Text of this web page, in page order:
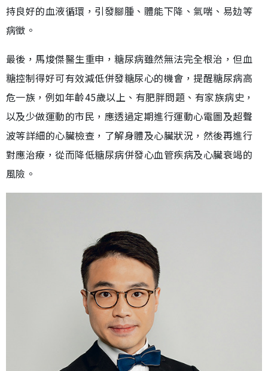
持良好的血液循環，引發腳腫、體能下降、氣喘、易攰等
病徵。
最後，馬焌傑醫生重申，糖尿病雖然無法完全根治，但血
糖控制得好可有效減低併發糖尿心的機會，提醒糖尿病高
危一族，例如年齡45歲以上、有肥胖問題、有家族病史，
以及少做運動的市民，應透過定期進行運動心電圖及超聲
波等詳細的心臟檢查，了解身體及心臟狀況，然後再進行
對應治療，從而降低糖尿病併發心血管疾病及心臟衰竭的
風險。